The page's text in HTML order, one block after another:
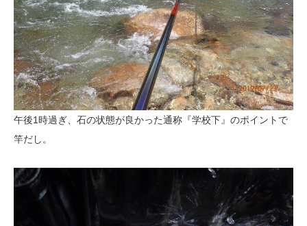
午後1時過ぎ、石の状態が良かった通称『学校下』のポイントで
竿だし。